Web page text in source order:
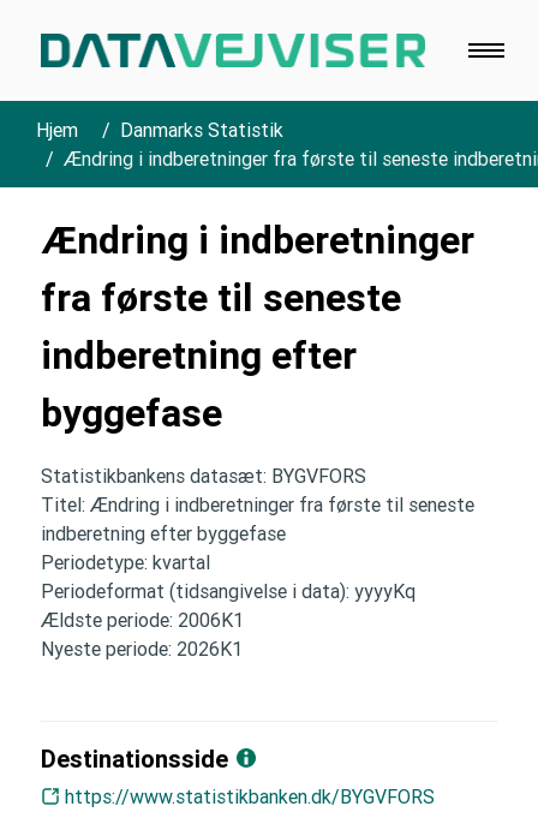
Hjem
Danmarks Statistik
Ændring i indberetninger fra første til seneste
Ændring i indberetninger
fra første til seneste
indberetning efter
byggefase
Statistikbankens datasæt: BYGVFORS
Titel: Ændring i indberetninger fra første til seneste
indberetning efter byggefase
Periodetype: kvartal
Periodeformat (tidsangivelse i data): yyyyKq
Ældste periode: 2006K1
Nyeste periode: 2026K1
Destinationsside
https://www.statistikbanken.dk/BYGVFORS